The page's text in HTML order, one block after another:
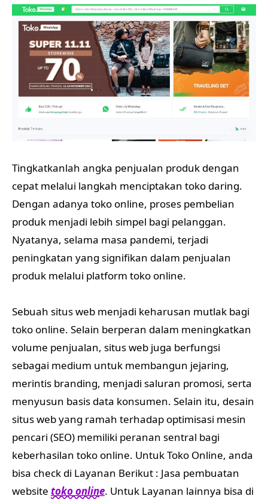
Tingkatkanlah angka penjualan produk dengan
cepat melalui langkah menciptakan toko daring.
Dengan adanya toko online, proses pembelian
produk menjadi lebih simpel bagi pelanggan.
Nyatanya, selama masa pandemi, terjadi
peningkatan yang signifikan dalam penjualan
produk melalui platform toko online.
Sebuah situs web menjadi keharusan mutlak bagi
toko online. Selain berperan dalam meningkatkan
volume penjualan, situs web juga berfungsi
sebagai medium untuk membangun jejaring,
merintis branding, menjadi saluran promosi, serta
menyusun basis data konsumen. Selain itu, desain
situs web yang ramah terhadap optimisasi mesin
pencari (SEO) memiliki peranan sentral bagi
keberhasilan toko online. Untuk Toko Online, anda
bisa check di Layanan Berikut : Jasa pembuatan
website toko online. Untuk Layanan lainnya bisa di